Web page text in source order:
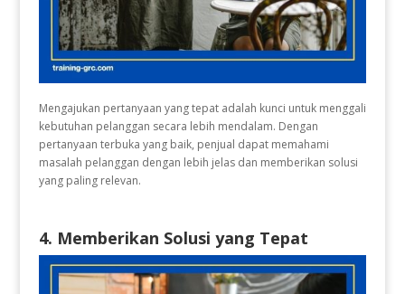
Mengajukan pertanyaan yang tepat adalah kunci untuk menggali
kebutuhan pelanggan secara lebih mendalam. Dengan
pertanyaan terbuka yang baik, penjual dapat memahami
masalah pelanggan dengan lebih jelas dan memberikan solusi
yang paling relevan.
4. Memberikan Solusi yang Tepat